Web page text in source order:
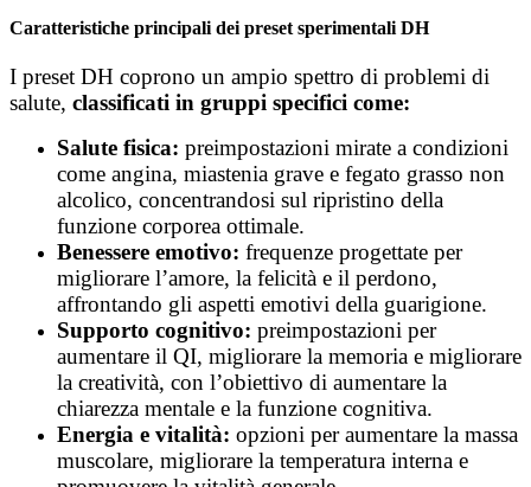
Caratteristiche principali dei preset sperimentali DH
I preset DH coprono un ampio spettro di problemi di
salute, classificati in gruppi specifici come:
Salute fisica: preimpostazioni mirate a condizioni
come angina, miastenia grave e fegato grasso non
alcolico, concentrandosi sul ripristino della
funzione corporea ottimale.
Benessere emotivo: frequenze progettate per
migliorare l’amore, la felicità e il perdono,
affrontando gli aspetti emotivi della guarigione.
Supporto cognitivo: preimpostazioni per
aumentare il QI, migliorare la memoria e migliorare
la creatività, con l’obiettivo di aumentare la
chiarezza mentale e la funzione cognitiva.
Energia e vitalità: opzioni per aumentare la massa
muscolare, migliorare la temperatura interna e